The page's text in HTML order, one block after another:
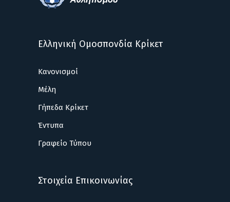
Ελληνική Ομοσπονδία Κρίκετ
Κανονισμοί
Μέλη
Γήπεδα Κρίκετ
Έντυπα
Γραφείο Τύπου
Στοιχεία Επικοινωνίας